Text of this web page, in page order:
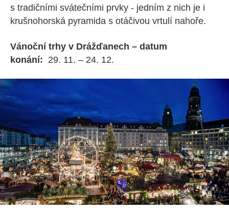
s tradičními svátečními prvky - jedním z nich je i
krušnohorská pyramida s otáčivou vrtulí nahoře.
Vánoční trhy v Drážďanech – datum
konání: 29. 11. – 24. 12.